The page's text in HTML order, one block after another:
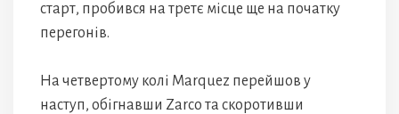
старт, пробився на третє місце ще на початку
перегонів.
На четвертому колі Marquez перейшов у
наступ, обігнавши Zarco та скоротивши